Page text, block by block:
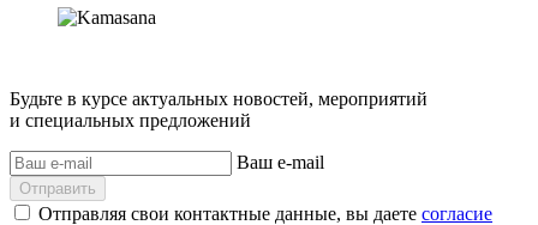
Будьте в курсе актуальных новостей, мероприятий
и специальных предложений
Ваш e-mail
Отправить
Отправляя свои контактные данные, вы даете согласие